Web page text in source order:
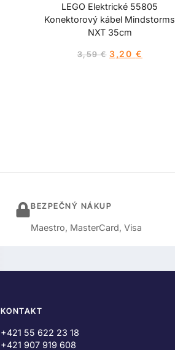
LEGO Elektrické 55805
Konektorový kábel Mindstorms
NXT 35cm
3,59€ 3,20 €
BEZPEČNÝ NÁKUP
Maestro, MasterCard, Visa
KONTAKT
+421 55 622 23 18
+421 907 919 608